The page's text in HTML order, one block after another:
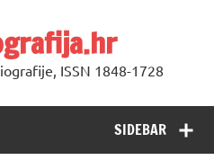
ISSN 1848-1728
SIDEBAR